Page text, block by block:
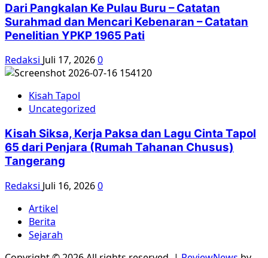
Dari Pangkalan Ke Pulau Buru – Catatan
Surahmad dan Mencari Kebenaran – Catatan
Penelitian YPKP 1965 Pati
Redaksi Juli 17, 20260
Kisah Tapol
Uncategorized
Kisah Siksa, Kerja Paksa dan Lagu Cinta Tapol
65 dari Penjara (Rumah Tahanan Chusus)
Tangerang
Redaksi Juli 16, 20260
Artikel
Berita
Sejarah